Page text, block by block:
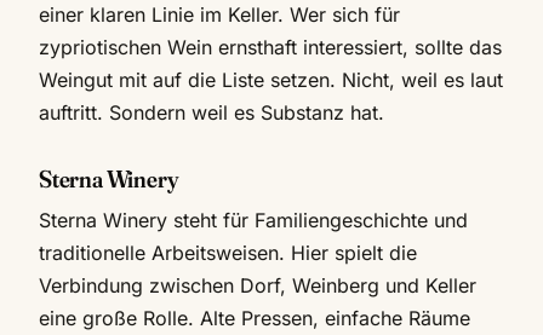
einer klaren Linie im Keller. Wer sich für
zypriotischen Wein ernsthaft interessiert, sollte das
Weingut mit auf die Liste setzen. Nicht, weil es laut
auftritt. Sondern weil es Substanz hat.
Sterna Winery
Sterna Winery steht für Familiengeschichte und
traditionelle Arbeitsweisen. Hier spielt die
Verbindung zwischen Dorf, Weinberg und Keller
eine große Rolle. Alte Pressen, einfache Räume